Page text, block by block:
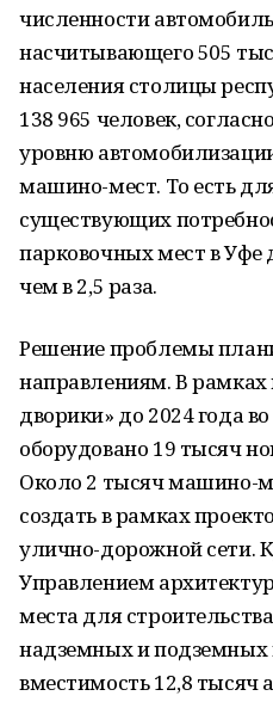
численности
насчитывающего 505
населения столицы
138 965 человек,
уровню
машино-мест. То есть
существующих
парковочных мест в Уфе
чем в 2,5 раза.
Решение проблемы
направлениям. В
дворики» до 2024 года
оборудовано 19 тысяч
Около 2 тысяч машино-
создать в рамках
улично-дорожной сети.
Управлением
места для
надземных и подземных
вместимость 12,8 тысяч